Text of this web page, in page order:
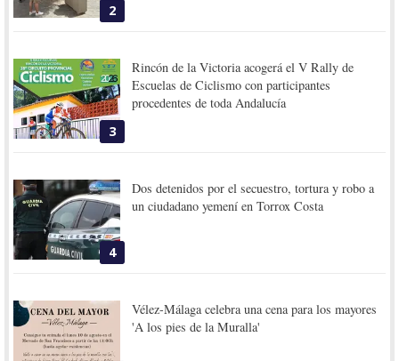
2
3
Rincón de la Victoria acogerá el V Rally de
Escuelas de Ciclismo con participantes
procedentes de toda Andalucía
4
Dos detenidos por el secuestro, tortura y robo a
un ciudadano yemení en Torrox Costa
Vélez-Málaga celebra una cena para los mayores
'A los pies de la Muralla'